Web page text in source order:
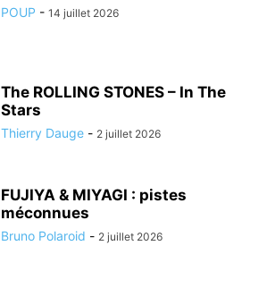
POUP - 14 juillet 2026
The ROLLING STONES – In The
Stars
Thierry Dauge - 2 juillet 2026
FUJIYA & MIYAGI : pistes
méconnues
Bruno Polaroid - 2 juillet 2026